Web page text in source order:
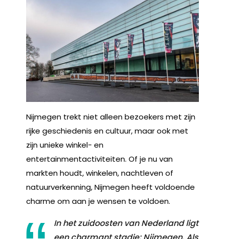
Nijmegen trekt niet alleen bezoekers met zijn
rijke geschiedenis en cultuur, maar ook met
zijn unieke winkel- en
entertainmentactiviteiten. Of je nu van
markten houdt, winkelen, nachtleven of
natuurverkenning, Nijmegen heeft voldoende
charme om aan je wensen te voldoen.
In het zuidoosten van Nederland ligt